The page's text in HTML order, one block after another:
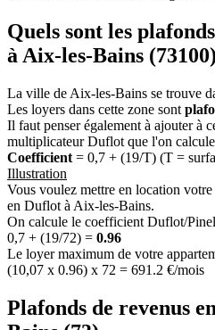
Quels sont les
à Aix-les-Bains
La ville de Aix-les-Bains se trouve
Les loyers dans cette zone sont
Il faut penser également à ajouter à
multiplicateur Duflot que l'on
Coefficient = 0,7 + (19/T) (T =
Illustration
Vous voulez mettre en location votre
en Duflot à Aix-les-Bains.
On calcule le coefficient Duflot/
0,7 + (19/72) = 0.96
Le loyer maximum de votre
(10,07 x 0.96) x 72 = 691.2 €/mois
Plafonds de revenus